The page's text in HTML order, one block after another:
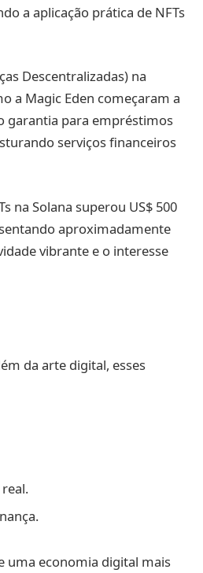
a aplicação prática de NFTs
Descentralizadas) na
a Magic Eden começaram a
garantia para empréstimos
serviços financeiros
na Solana superou US$ 500
aproximadamente
vibrante e o interesse
da arte digital, esses
uma economia digital mais